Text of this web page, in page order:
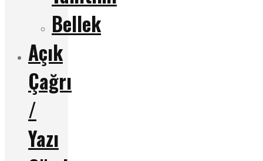
Bellek
Açık
Çağrı
/
Yazı